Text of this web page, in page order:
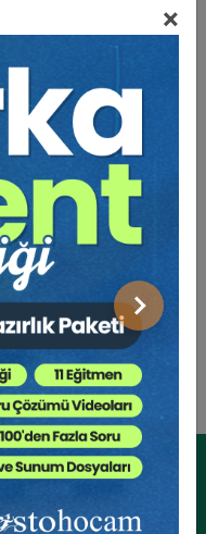
×
Sonraki
Hukuku
Hukuk Ders
popüler bir